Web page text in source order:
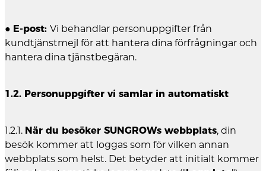
● E-post: Vi behandlar personuppgifter från
kundtjänstmejl för att hantera dina förfrågningar och
hantera dina tjänstbegäran.
1.2. Personuppgifter vi samlar in automatiskt
1.2.1. När du besöker SUNGROWs webbplats, din
besök kommer att loggas som för vilken annan
webbplats som helst. Det betyder att initialt kommer